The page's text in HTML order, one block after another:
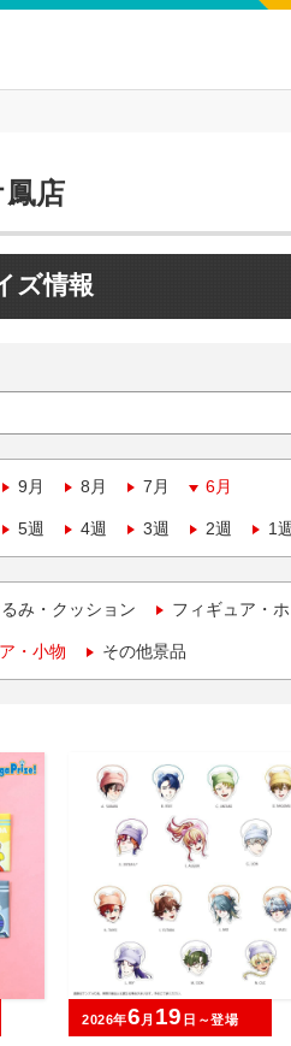
店
ズ情報
9月 8月 7月 6月
5週 4週 3週 2週 1週
み・クッション フィギュア・
・小物 その他景品
2026年6 月 19 日～登場